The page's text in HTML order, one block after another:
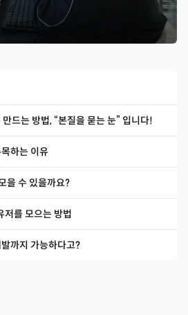
드는 방법, “본질을 묻는 눈” 입니다!
하는 이유
을 수 있을까요?
저를 모으는 방법
까지 가능하다고?